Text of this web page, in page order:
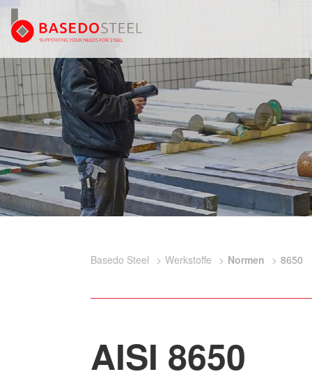
Basedo Steel Werkstoffe Normen 8650
AISI 8650